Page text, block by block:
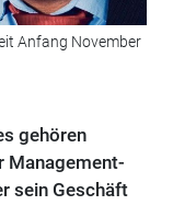
Anfang November
gehören
Management-
sein Geschäft